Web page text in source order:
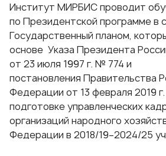
Институт МИРБИС проводит
по Президентской программев
Государственный планом,
основе Указа Президента
от 23 июля 1997 г. № 774 и
постановления Правительства
Федерации от 13 февраля 2019
подготовке управленческих
организаций народного
Федерации в 2018/19–2024/25